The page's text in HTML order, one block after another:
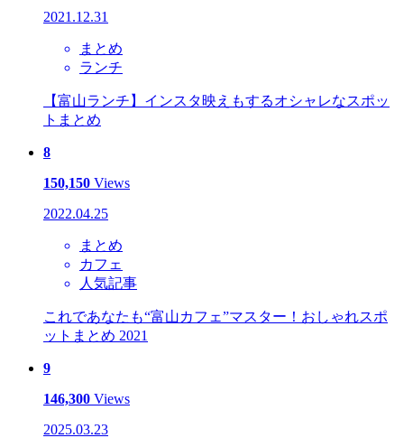
2021.12.31
まとめ
ランチ
【富山ランチ】インスタ映えもするオシャレなスポッ
トまとめ
8
150,150 Views
2022.04.25
まとめ
カフェ
人気記事
これであなたも“富山カフェ”マスター！おしゃれスポ
ットまとめ 2021
9
146,300 Views
2025.03.23